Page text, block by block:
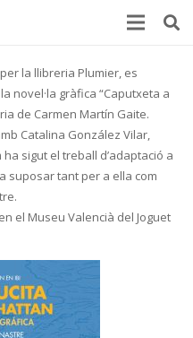
la llibreria Plumier, es
novel·la gràfica “Caputxeta a
de Carmen Martín Gaite.
Catalina González Vilar,
sigut el treball d’adaptació a
suposar tant per a ella com
el Museu Valencià del Joguet